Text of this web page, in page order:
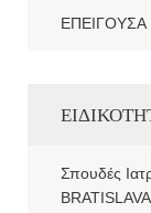
Σπουδές
BRATISLAVA